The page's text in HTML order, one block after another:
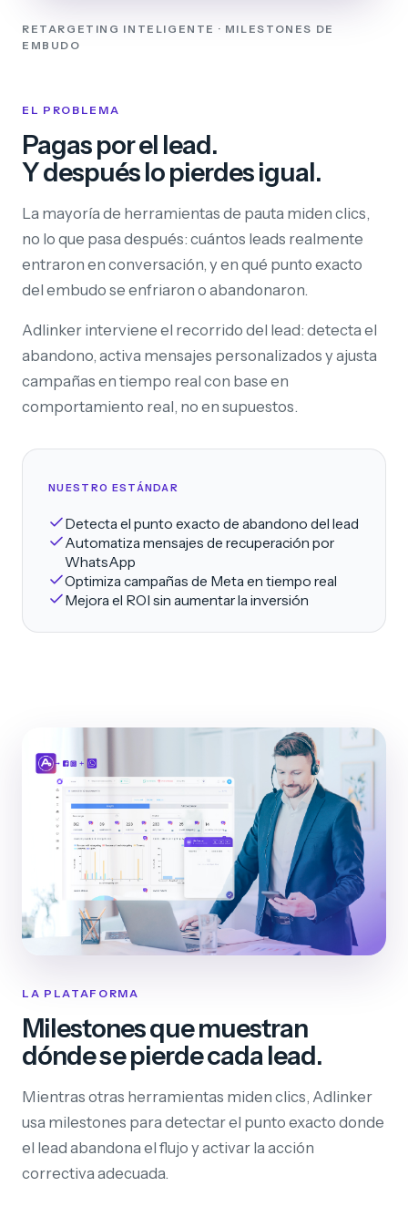
RETARGETING INTELIGENTE · MILESTONES DE
EMBUDO
EL PROBLEMA
Pagas por el lead.
Y después lo pierdes igual.
La mayoría de herramientas de pauta miden clics,
no lo que pasa después: cuántos leads realmente
entraron en conversación, y en qué punto exacto
del embudo se enfriaron o abandonaron.
Adlinker interviene el recorrido del lead: detecta el
abandono, activa mensajes personalizados y ajusta
campañas en tiempo real con base en
comportamiento real, no en supuestos.
NUESTRO ESTÁNDAR
Detecta el punto exacto de abandono del lead
Automatiza mensajes de recuperación por
WhatsApp
Optimiza campañas de Meta en tiempo real
Mejora el ROI sin aumentar la inversión
LA PLATAFORMA
Milestones que muestran
dónde se pierde cada lead.
Mientras otras herramientas miden clics, Adlinker
usa milestones para detectar el punto exacto donde
el lead abandona el flujo y activar la acción
correctiva adecuada.